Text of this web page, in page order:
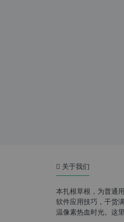
关于我们
本扎根草根，为普通
软件应用技巧，干货
温像素热血时光。这